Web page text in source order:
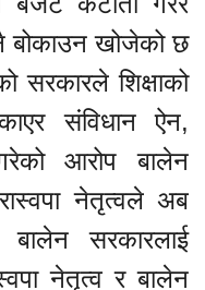
बोकाउन खोजेको छ
सरकारले शिक्षाको
संविधान ऐन,
आरोप बालेन
नेतृत्वले अब
सरकारलाई
नेतृत्व र बालेन